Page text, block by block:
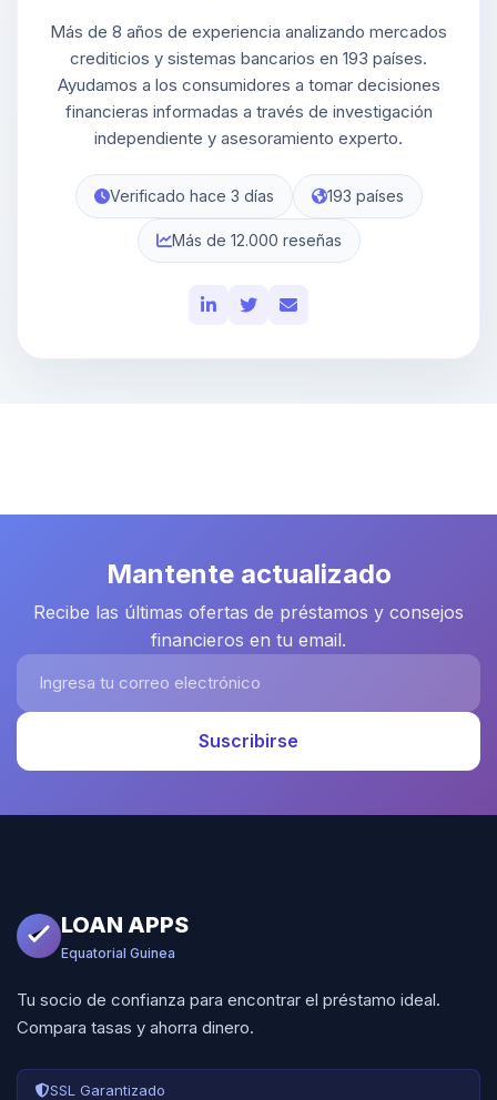
Más de 8 años de experiencia analizando mercados
crediticios y sistemas bancarios en 193 países.
Ayudamos a los consumidores a tomar decisiones
financieras informadas a través de investigación
independiente y asesoramiento experto.
Verificado hace 3 días 193 países
Más de 12.000 reseñas
Mantente actualizado
Recibe las últimas ofertas de préstamos y consejos
financieros en tu email.
Ingresa tu correo electrónico
Suscribirse
LOAN APPS
Equatorial Guinea
Tu socio de confianza para encontrar el préstamo ideal.
Compara tasas y ahorra dinero.
SSL Garantizado